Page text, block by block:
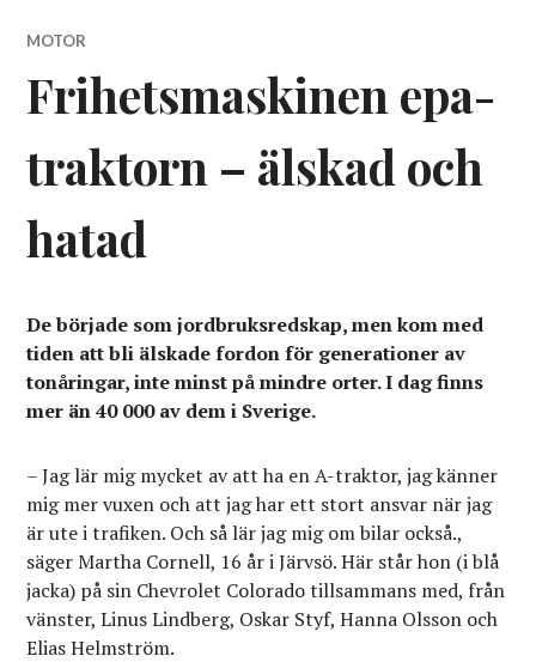
MOTOR
Frihetsmaskinen epa-
traktorn – älskad och
hatad
De började som jordbruksredskap, men kom med
tiden att bli älskade fordon för generationer av
tonåringar, inte minst på mindre orter. I dag finns
mer än 40 000 av dem i Sverige.
– Jag lär mig mycket av att ha en A-traktor, jag känner
mig mer vuxen och att jag har ett stort ansvar när jag
är ute i trafiken. Och så lär jag mig om bilar också.,
säger Martha Cornell, 16 år i Järvsö. Här står hon (i blå
jacka) på sin Chevrolet Colorado tillsammans med, från
vänster, Linus Lindberg, Oskar Styf, Hanna Olsson och
Elias Helmström.